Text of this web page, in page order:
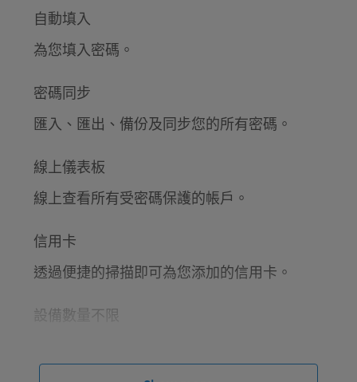
自動填入
為您填入密碼。
密碼同步
匯入、匯出、備份及同步您的所有密碼。
線上儀表板
線上查看所有受密碼保護的帳戶。
信用卡
透過便捷的掃描即可為您添加的信用卡。
設備數量不限